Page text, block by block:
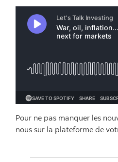
Pour ne pas manquer les
nous sur la plateforme de